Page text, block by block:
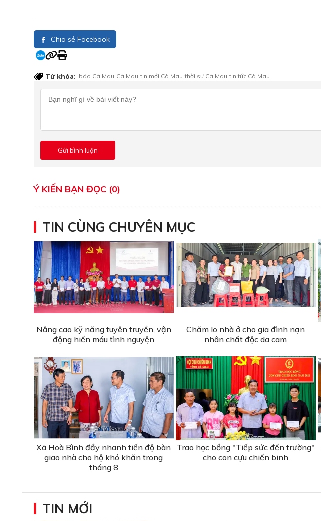
Chia sẻ Facebook
Từ khóa: báo Cà Mau Cà Mau tin mới Cà Mau thời sự Cà Mau tin tức Cà Mau
Ý KIẾN BẠN ĐỌC (0)
TIN CÙNG CHUYÊN MỤC
Nâng cao kỹ năng tuyên truyền, vận
động hiến máu tình nguyện
Chăm lo nhà ở cho gia đình nạn
nhân chất độc da cam
Xã Hoà Bình đẩy nhanh tiến độ bàn
giao nhà cho hộ khó khăn trong
tháng 8
Trao học bổng "Tiếp sức đến trường"
cho con cựu chiến binh
TIN MỚI